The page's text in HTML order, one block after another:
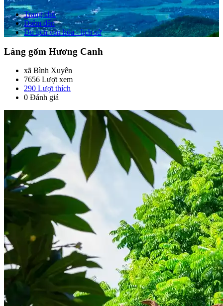
Trang chủ
Điểm đến
Du lịch văn hóa - lịch sử
Làng gốm Hương Canh
xã Bình Xuyên
7656 Lượt xem
290 Lượt thích
0 Đánh giá